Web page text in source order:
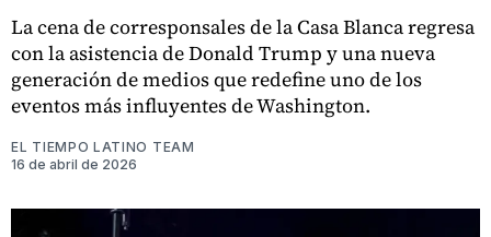
La cena de corresponsales de la Casa Blanca regresa
con la asistencia de Donald Trump y una nueva
generación de medios que redefine uno de los
eventos más influyentes de Washington.
EL TIEMPO LATINO TEAM
16 de abril de 2026